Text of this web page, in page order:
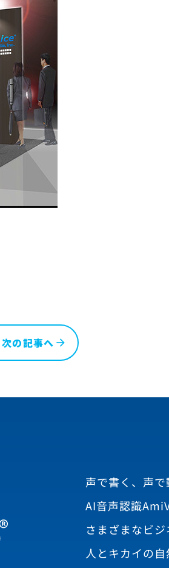
次の記事へ
声で書く、声
AI音声認識
さまざまなビ
人とキカイの